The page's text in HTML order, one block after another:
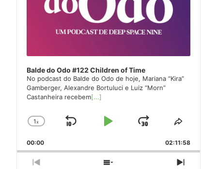
Balde do Odo #122 Children of Time
No podcast do Balde do Odo de hoje, Mariana “Kira”
Gamberger, Alexandre Bortuluci e Luiz “Morn”
Castanheira recebem[...]
Change
Rate
1x
Skip
Play
Jump
Forward
Share
Episode
00:00 02:11:58
Previous Show Next